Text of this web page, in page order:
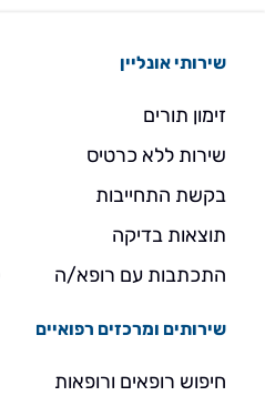
שירותי אונליין
זימון תורים
שירות ללא כרטיס
בקשת התחייבות
תוצאות בדיקה
התכתבות עם רופא/ה
שירותים ומרכזים רפואיים
חיפוש רופאים ורופאות